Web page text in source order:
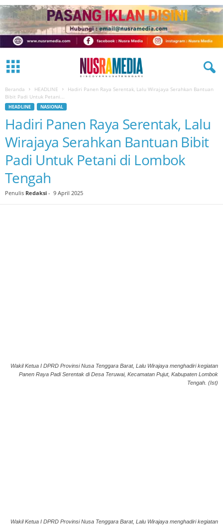
Beranda HEADLINE
Hadiri Panen Raya Serentak, Lalu Wirajaya Serahkan Bantuan
Bibit Padi Untuk Petani...
HEADLINE NASIONAL
Hadiri Panen Raya Serentak, Lalu
Wirajaya Serahkan Bantuan Bibit
Padi Untuk Petani di Lombok
Tengah
Penulis Redaksi - 9 April 2025
Wakil Ketua I DPRD Provinsi Nusa Tenggara Barat, Lalu Wirajaya menghadiri kegiatan
Panen Raya Padi Serentak di Desa Teruwai, Kecamatan Pujut, Kabupaten Lombok
Tengah. (Ist)
Wakil Ketua I DPRD Provinsi Nusa Tenggara Barat, Lalu Wirajaya menghadiri kegiatan